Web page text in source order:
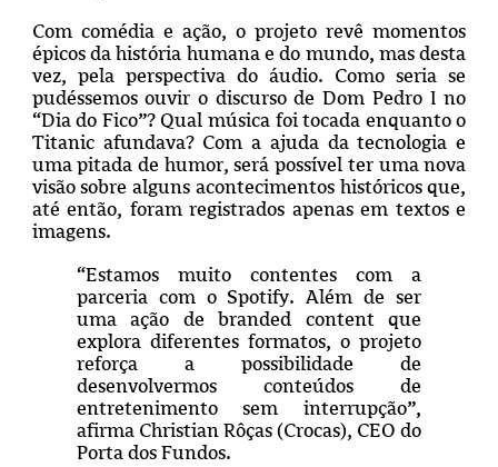
Com comédia e ação, o projeto revê momentos
épicos da história humana e do mundo, mas desta
vez, pela perspectiva do áudio. Como seria se
pudéssemos ouvir o discurso de Dom Pedro I no
“Dia do Fico”? Qual música foi tocada enquanto o
Titanic afundava? Com a ajuda da tecnologia e
uma pitada de humor, será possível ter uma nova
visão sobre alguns acontecimentos históricos que,
até então, foram registrados apenas em textos e
imagens.
“Estamos muito contentes com a
parceria com o Spotify. Além de ser
uma ação de branded content que
explora diferentes formatos, o projeto
reforça a possibilidade de
desenvolvermos conteúdos de
entretenimento sem interrupção”,
afirma Christian Rôças (Crocas), CEO do
Porta dos Fundos.